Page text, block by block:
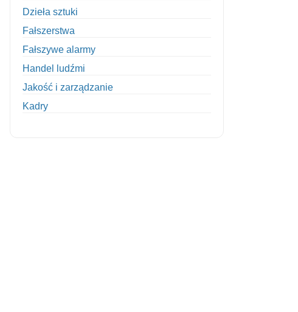
Dzieła sztuki
Fałszerstwa
Fałszywe alarmy
Handel ludźmi
Jakość i zarządzanie
Kadry